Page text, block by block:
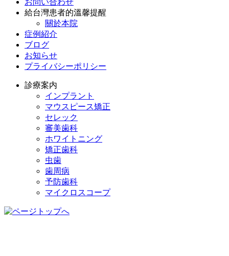
給台灣患者的溫馨提醒
關於本院
症例紹介
ブログ
お知らせ
プライバシーポリシー
診療案内
インプラント
マウスピース矯正
セレック
審美歯科
ホワイトニング
矯正歯科
虫歯
歯周病
予防歯科
マイクロスコープ